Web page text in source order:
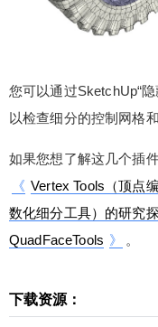
您可以通过SketchUp“
以检查细分的控制网格
如果您想了解这几个插
《 Vertex Tools（顶点
数化细分工具）的研究
QuadFaceTools 》 。
下载资源：